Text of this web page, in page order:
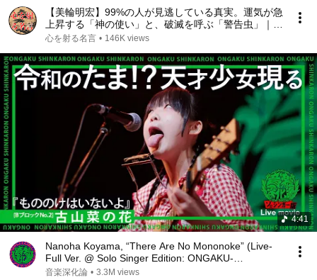
【美輪明宏】99%の人が見逃している真実。運気が急
上昇する「神の使い」と、破滅を呼ぶ「警告虫」｜偉
人｜名言｜言葉の力｜人生哲学｜
心を射る名言 • 146K views
4:41
Nanoha Koyama, “There Are No Mononoke” (Live-
Full Ver. @ Solo Singer Edition: ONGAKU-
SHINKARON )
音楽深化論 • 3.3M views